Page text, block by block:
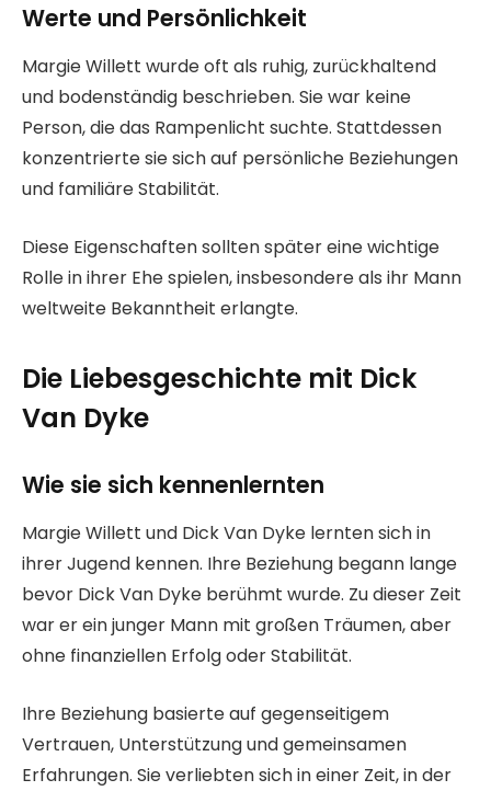
Werte und Persönlichkeit
Margie Willett wurde oft als ruhig, zurückhaltend
und bodenständig beschrieben. Sie war keine
Person, die das Rampenlicht suchte. Stattdessen
konzentrierte sie sich auf persönliche Beziehungen
und familiäre Stabilität.
Diese Eigenschaften sollten später eine wichtige
Rolle in ihrer Ehe spielen, insbesondere als ihr Mann
weltweite Bekanntheit erlangte.
Die Liebesgeschichte mit Dick
Van Dyke
Wie sie sich kennenlernten
Margie Willett und Dick Van Dyke lernten sich in
ihrer Jugend kennen. Ihre Beziehung begann lange
bevor Dick Van Dyke berühmt wurde. Zu dieser Zeit
war er ein junger Mann mit großen Träumen, aber
ohne finanziellen Erfolg oder Stabilität.
Ihre Beziehung basierte auf gegenseitigem
Vertrauen, Unterstützung und gemeinsamen
Erfahrungen. Sie verliebten sich in einer Zeit, in der